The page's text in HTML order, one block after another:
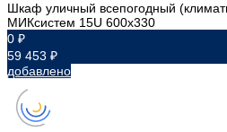
Шкаф уличный всепогодный
МИКсистем 15U 600x330
0 ₽
59 453 ₽
добавлено